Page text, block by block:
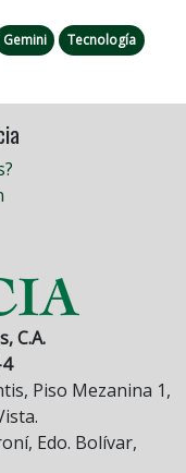
Gemini
Tecnología
C.A.
Piso Mezanina 1,
Edo. Bolívar,